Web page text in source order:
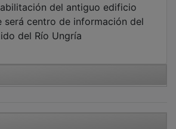
del antiguo edificio
será centro de información del
del Río Ungría